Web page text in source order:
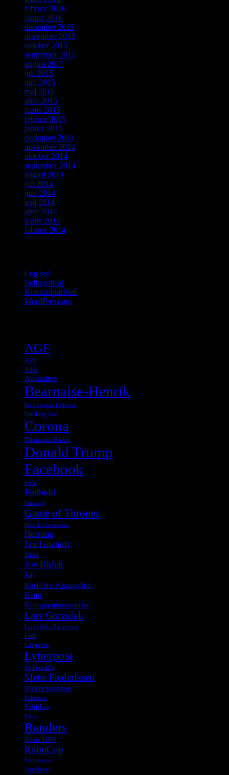
februar 2016
januar 2016
december 2015
november 2015
oktober 2015
september 2015
august 2015
juli 2015
juni 2015
maj 2015
april 2015
marts 2015
februar 2015
januar 2015
december 2014
november 2014
oktober 2014
september 2014
august 2014
juli 2014
juni 2014
maj 2014
april 2014
marts 2014
februar 2014
Log ind
Indlægsfeed
Kommentarfeed
WordPress.org
AGF
Aldi
Alien
Australien
Bearnaise-Henrik
Bo Gorzelak Pedersen
Breaking Bad
Corona
Danmarks Radio
Donald Trump
Facebook
Ferie
Fodbold
Frankrig
Game of Thrones
Henrik Christensen
Herning
Jan Lützhøft
Japan
Joe Biden
Jul
Karl Ove Knausgård
Kina
Konspirationsteorier
Lars Gorzelak
Lars Løkke Rasmussen
Lidl
Luftgevær
Lytterpost
McDonald's
Mette Frederiksen
Midalderlandsbyen
Pokemon
Politiken
Påske
Randers
Rema 1000
RoboCop
Sexrobotter
Speedway